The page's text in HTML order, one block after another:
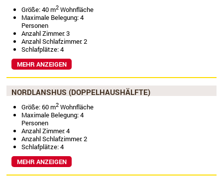
Größe: 40 m2 Wohnfläche
Maximale Belegung: 4
Personen
Anzahl Zimmer: 3
Anzahl Schlafzimmer: 2
Schlafplätze: 4
MEHR ANZEIGEN
NORDLANSHUS (DOPPELHAUSHÄLFTE)
Größe: 60 m2 Wohnfläche
Maximale Belegung: 4
Personen
Anzahl Zimmer: 4
Anzahl Schlafzimmer: 2
Schlafplätze: 4
MEHR ANZEIGEN